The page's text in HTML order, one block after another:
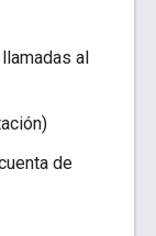
al
de